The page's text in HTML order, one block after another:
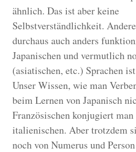
ähnlich. Das ist aber keine
Selbstverständlichkeit.
durchaus auch anders
Japanischen und vermutlich
(asiatischen, etc.) Sprachen
Unser Wissen, wie man
beim Lernen von Japanisch
Französischen konjugiert
italienischen. Aber trotzdem
noch von Numerus und